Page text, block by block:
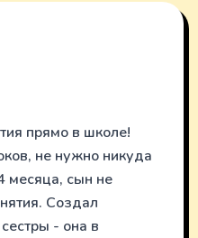
прямо в школе!
не нужно никуда
месяца, сын не
Создал
- она в